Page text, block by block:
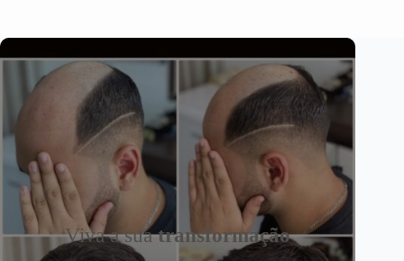
Viva a suatransformação